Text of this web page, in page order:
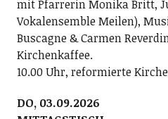
mit Pfarrerin Monika Britt,
Vokalensemble Meilen),
Buscagne & Carmen
Kirchenkaffee.
10.00 Uhr, reformierte
DO, 03.09.2026